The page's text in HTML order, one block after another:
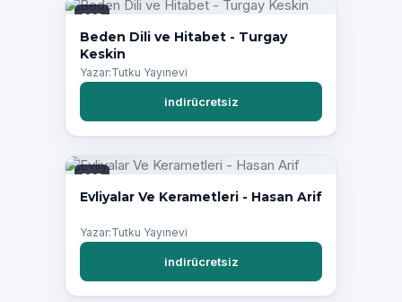
PDF
Beden Dili ve Hitabet - Turgay
Keskin
Yazar:Tutku Yayınevi
indirücretsiz
PDF
Evliyalar Ve Kerametleri - Hasan Arif
Yazar:Tutku Yayınevi
indirücretsiz